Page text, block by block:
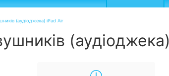
(аудіоджека) iPad Air